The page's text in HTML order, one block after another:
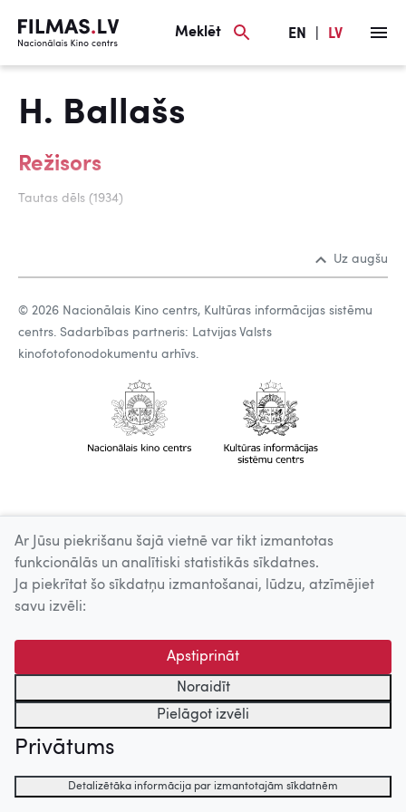
Meklēt EN LV
H. Ballašs
Režisors
Tautas dēls (1934)
Uz augšu
© 2026 Nacionālais Kino centrs, Kultūras informācijas sistēmu
centrs. Sadarbības partneris: Latvijas Valsts
kinofotofonodokumentu arhīvs.
Ar Jūsu piekrišanu šajā vietnē var tikt izmantotas
funkcionālās un analītiski statistikās sīkdatnes.
Ja piekrītat šo sīkdatņu izmantošanai, lūdzu, atzīmējiet
savu izvēli:
Apstiprināt
Noraidīt
Pielāgot izvēli
Privātums
Detalizētāka informācija par izmantotajām sīkdatnēm